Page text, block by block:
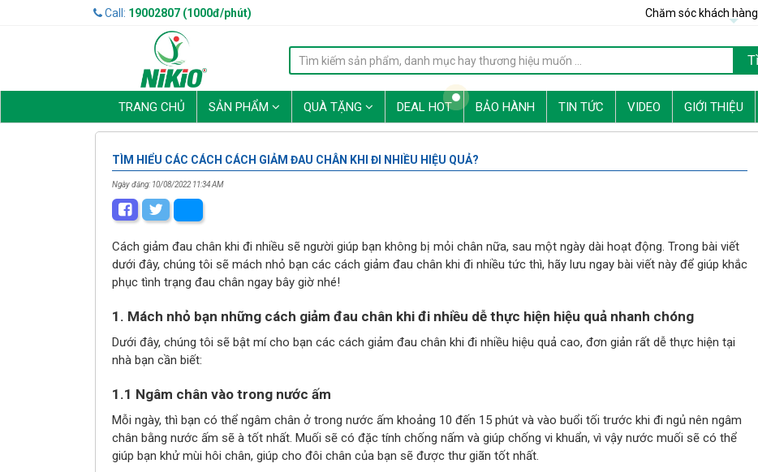
Call: 19002807 (1000đ/phút) Chăm sóc khách hàng
TRANG CHỦ SẢN PHẨM QUÀ TẶNG DEAL HOT BẢO HÀNH TIN TỨC VIDEO GIỚI THIỆU
TÌM HIỂU CÁC CÁCH CÁCH GIẢM ĐAU CHÂN KHI ĐI NHIỀU HIỆU QUẢ?
Ngày đăng: 10/08/2022 11:34 AM
Cách giảm đau chân khi đi nhiều sẽ người giúp bạn không bị mỏi chân nữa, sau một ngày dài hoạt động. Trong bài viết
dưới đây, chúng tôi sẽ mách nhỏ bạn các cách giảm đau chân khi đi nhiều tức thì, hãy lưu ngay bài viết này để giúp khắc
phục tình trạng đau chân ngay bây giờ nhé!
1. Mách nhỏ bạn những cách giảm đau chân khi đi nhiều dễ thực hiện hiệu quả nhanh chóng
Dưới đây, chúng tôi sẽ bật mí cho bạn các cách giảm đau chân khi đi nhiều hiệu quả cao, đơn giản rất dễ thực hiện tại
nhà bạn cần biết:
1.1 Ngâm chân vào trong nước ấm
Mỗi ngày, thì bạn có thể ngâm chân ở trong nước ấm khoảng 10 đến 15 phút và vào buổi tối trước khi đi ngủ nên ngâm
chân bằng nước ấm sẽ à tốt nhất. Muối sẽ có đặc tính chống nấm và giúp chống vi khuẩn, vì vậy nước muối sẽ có thể
giúp bạn khử mùi hôi chân, giúp cho đôi chân của bạn sẽ được thư giãn tốt nhất.